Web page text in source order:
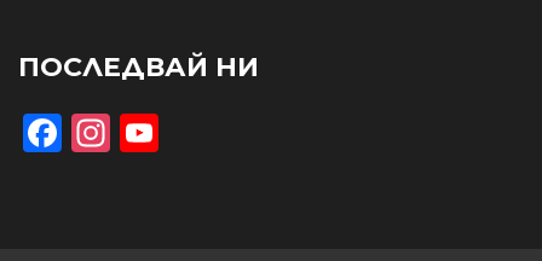
ПОСЛЕДВАЙ НИ
Facebook
Instagram